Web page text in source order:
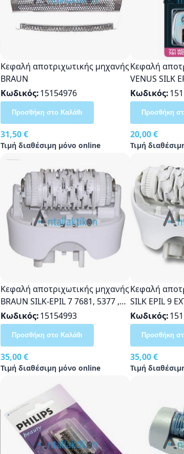
Κεφαλή αποτριχωτικής μηχανής
BRAUN
Κωδικός 15154976
31,50 €
Τιμή διαθέσιμη μόνο online
Προσθήκη στο Καλάθι
Κεφαλή
VENUS SILK
/781WD
Κωδικός
20,00 €
Τιμή
Προσθήκη
Κεφαλή αποτριχωτικής μηχανής
BRAUN SILK-EPIL 7 7681, 5377 ,
5180, 5185, 5270, 5280, 5380,
5580, 5780, 5340, 5376 Original
703094
Κωδικός 15154993
35,00 €
Τιμή διαθέσιμη μόνο online
Προσθήκη στο Καλάθι
Κεφαλή
SILK EPIL 9 EXTRA WIDE
EPILATION
Κωδικός
35,00 €
Τιμή
Προσθήκη